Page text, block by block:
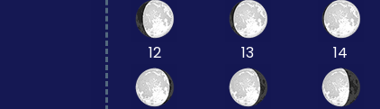
12 13 14